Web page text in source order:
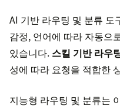
AI 기반 라우팅 및 분류 도
감정, 언어에 따라 자동으
있습니다. 스킬 기반 라우
성에 따라 요청을 적합한
지능형 라우팅 및 분류는